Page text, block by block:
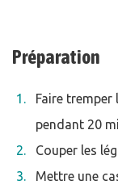
Préparation
Faire
pendant 20
Couper les
Mettre une